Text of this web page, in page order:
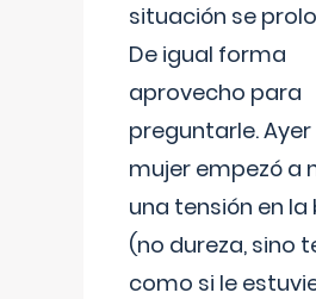
situación se
De igual forma
aprovecho para
preguntarle.
mujer empezó a
una tensión en
(no dureza, sino
como si le